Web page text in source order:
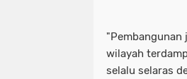
"Pembangunan
wilayah
selalu selaras